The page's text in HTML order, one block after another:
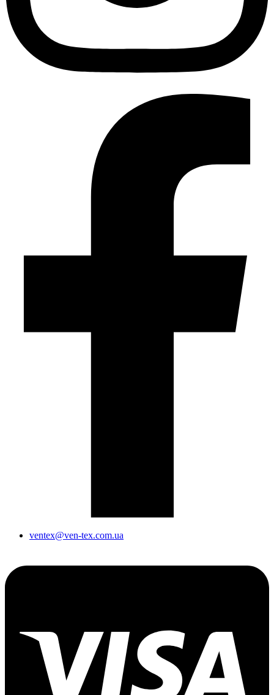
ventex@ven-tex.com.ua